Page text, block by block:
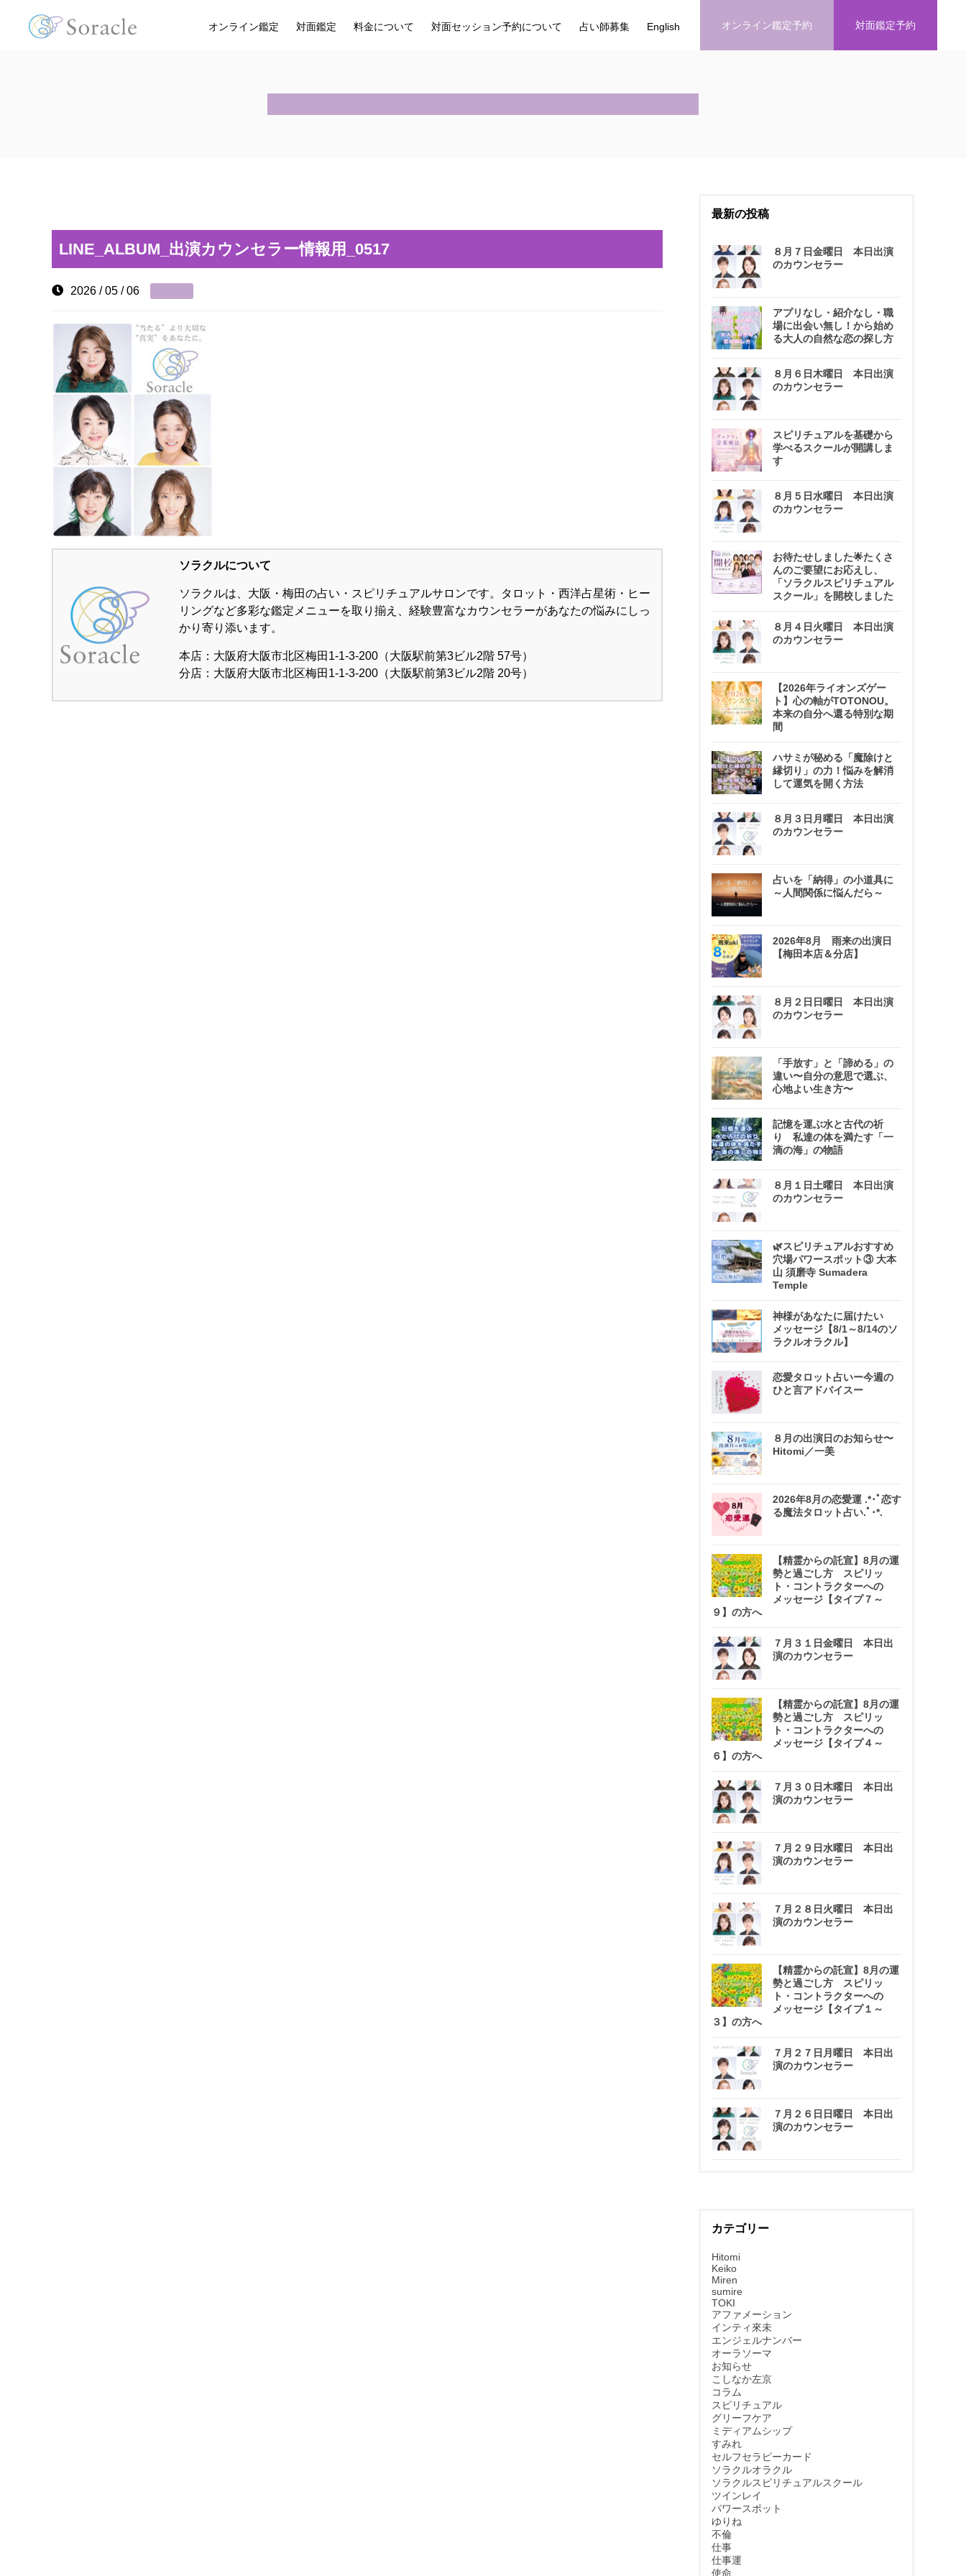
オンライン鑑定 対面鑑定 料金について 対面セッション予約について 占い師募集 English オンライン鑑定予約 対面鑑定予約
LINE_ALBUM_出演カウンセラー情報用_0517
2026 / 05 / 06
ソラクルについて
ソラクルは、大阪・梅田の占い・スピリチュアルサロンです。タロット・西洋占星術・ヒー
リングなど多彩な鑑定メニューを取り揃え、経験豊富なカウンセラーがあなたの悩みにしっ
かり寄り添います。
本店：大阪府大阪市北区梅田1-1-3-200（大阪駅前第3ビル2階 57号）
分店：大阪府大阪市北区梅田1-1-3-200（大阪駅前第3ビル2階 20号）
最新の投稿
８月７日金曜日 本日出演
のカウンセラー
アプリなし・紹介なし・職
場に出会い無し！から始め
る大人の自然な恋の探し方
８月６日木曜日 本日出演
のカウンセラー
スピリチュアルを基礎から
学べるスクールが開講しま
す
８月５日水曜日 本日出演
のカウンセラー
お待たせしました🌟たくさ
んのご要望にお応えし、
「ソラクルスピリチュアル
スクール」を開校しました
８月４日火曜日 本日出演
のカウンセラー
【2026年ライオンズゲー
ト】心の軸がTOTONOU。
本来の自分へ還る特別な期
間
ハサミが秘める「魔除けと
縁切り」の力！悩みを解消
して運気を開く方法
８月３日月曜日 本日出演
のカウンセラー
占いを「納得」の小道具に
～人間関係に悩んだら～
2026年8月 雨来の出演日
【梅田本店＆分店】
８月２日日曜日 本日出演
のカウンセラー
「手放す」と「諦める」の
違い〜自分の意思で選ぶ、
心地よい生き方〜
記憶を運ぶ水と古代の祈
り 私達の体を満たす「一
滴の海」の物語
８月１日土曜日 本日出演
のカウンセラー
🌿スピリチュアルおすすめ
穴場パワースポット③ 大本
山 須磨寺 Sumadera
Temple
神様があなたに届けたい
メッセージ【8/1～8/14のソ
ラクルオラクル】
恋愛タロット占いー今週の
ひと言アドバイスー
８月の出演日のお知らせ〜
Hitomi／一美
2026年8月の恋愛運 .*･ﾟ恋す
る魔法タロット占い.ﾟ･*.
【精霊からの託宣】8月の運
勢と過ごし方 スピリッ
ト・コントラクターへの
メッセージ【タイプ７～
９】の方へ
７月３１日金曜日 本日出
演のカウンセラー
【精霊からの託宣】8月の運
勢と過ごし方 スピリッ
ト・コントラクターへの
メッセージ【タイプ４～
６】の方へ
７月３０日木曜日 本日出
演のカウンセラー
７月２９日水曜日 本日出
演のカウンセラー
７月２８日火曜日 本日出
演のカウンセラー
【精霊からの託宣】8月の運
勢と過ごし方 スピリッ
ト・コントラクターへの
メッセージ【タイプ１～
３】の方へ
７月２７日月曜日 本日出
演のカウンセラー
７月２６日日曜日 本日出
演のカウンセラー
カテゴリー
Hitomi
Keiko
Miren
sumire
TOKI
アファメーション
インティ來未
エンジェルナンバー
オーラソーマ
お知らせ
こしなか左京
コラム
スピリチュアル
グリーフケア
ミディアムシップ
すみれ
セルフセラピーカード
ソラクルオラクル
ソラクルスピリチュアルスクール
ツインレイ
パワースポット
ゆりね
不倫
仕事
仕事運
使命